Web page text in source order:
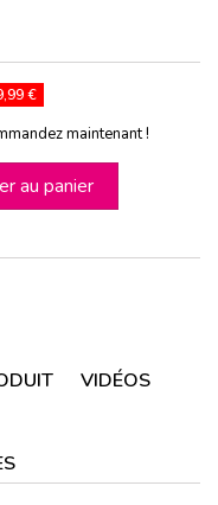
€
maintenant !
au panier
VIDÉOS